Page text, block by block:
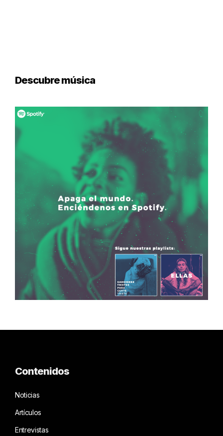
Descubre música
Contenidos
Noticias
Artículos
Entrevistas